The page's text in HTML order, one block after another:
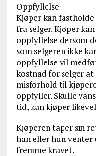
Oppfyllelse
Kjøper kan
fra selger. Kjøper
oppfyllelse dersom
som selgeren ikke
oppfyllelse vil
kostnad for selger
misforhold til
oppfyller. Skulle
tid, kan kjøper
Kjøperen taper sin
han eller hun venter
fremme kravet.